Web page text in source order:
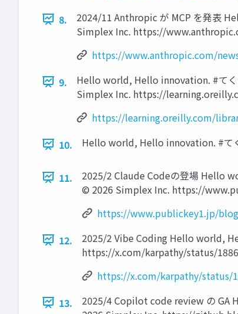
8.
2024/11 Anthropic が MCP を発表
Simplex Inc. https://
https://www.anthropic.com/
9.
Hello world, Hello innovation. #てく
Simplex Inc. https://
https://learning.oreilly.com/
10.
Hello world, Hello innovation. #て
11.
2025/2 Claude Codeの登場 Hello
©️ 2026 Simplex Inc. https://
https://www.publickey1.jp/
12.
2025/2 Vibe Coding Hello world,
https://x.com/karpathy/status/
https://x.com/karpathy/status/
13.
2025/4 Copilot code review の GA